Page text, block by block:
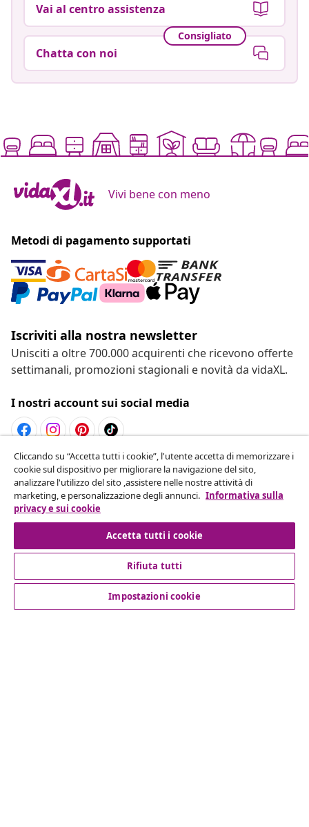
Vai al centro assistenza
Consigliato
Chatta con noi
Vivi bene con meno
Metodi di pagamento supportati
Iscriviti alla nostra newsletter
Unisciti a oltre 700.000 acquirenti che ricevono offerte
settimanali, promozioni stagionali e novità da vidaXL.
I nostri account sui social media
Recesso dal contratto
Invia una richiesta di recesso per il tuo ordine.
Recesso dal contratto
Servizio clienti
Cliccando su “Accetta tutti i cookie”, l'utente accetta di memorizzare i
cookie sul dispositivo per migliorare la navigazione del sito,
analizzare l'utilizzo del sito ,assistere nelle nostre attività di
marketing, e personalizzazione degli annunci. Informativa sulla
privacy e sui cookie
Accetta tutti i cookie
Rifiuta tutti
Impostazioni cookie